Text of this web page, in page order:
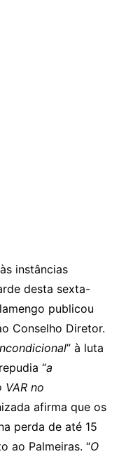
instâncias
desta sexta-
publicou
Conselho Diretor.
” à luta
“a
no
afirma que os
perda de até 15
ao Palmeiras. “O